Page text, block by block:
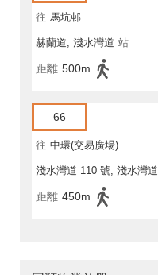
往 馬坑邨
赫蘭道, 淺水灣道 站
距離 500m
66
往 中環(交易廣場)
淺水灣道 110 號, 淺水灣道
距離 450m